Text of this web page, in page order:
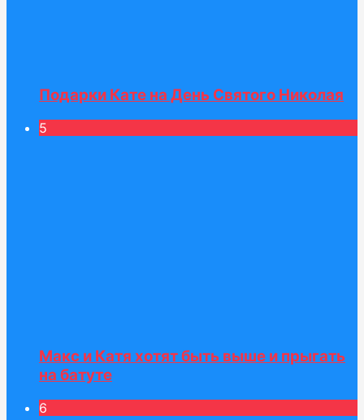
Подарки Кате на День Святого Николая
5
Макс и Катя хотят быть выше и прыгать
на батуте
6